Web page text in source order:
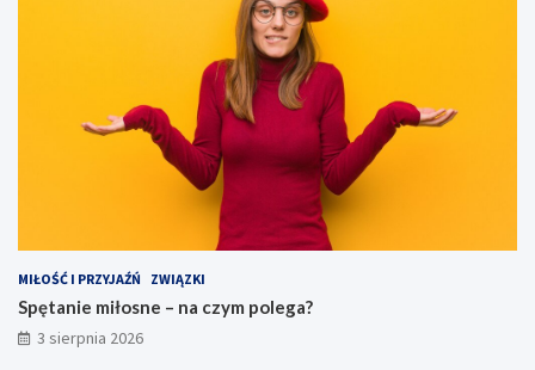
MIŁOŚĆ I PRZYJAŹŃ ZWIĄZKI
Spętanie miłosne – na czym polega?
3 sierpnia 2026